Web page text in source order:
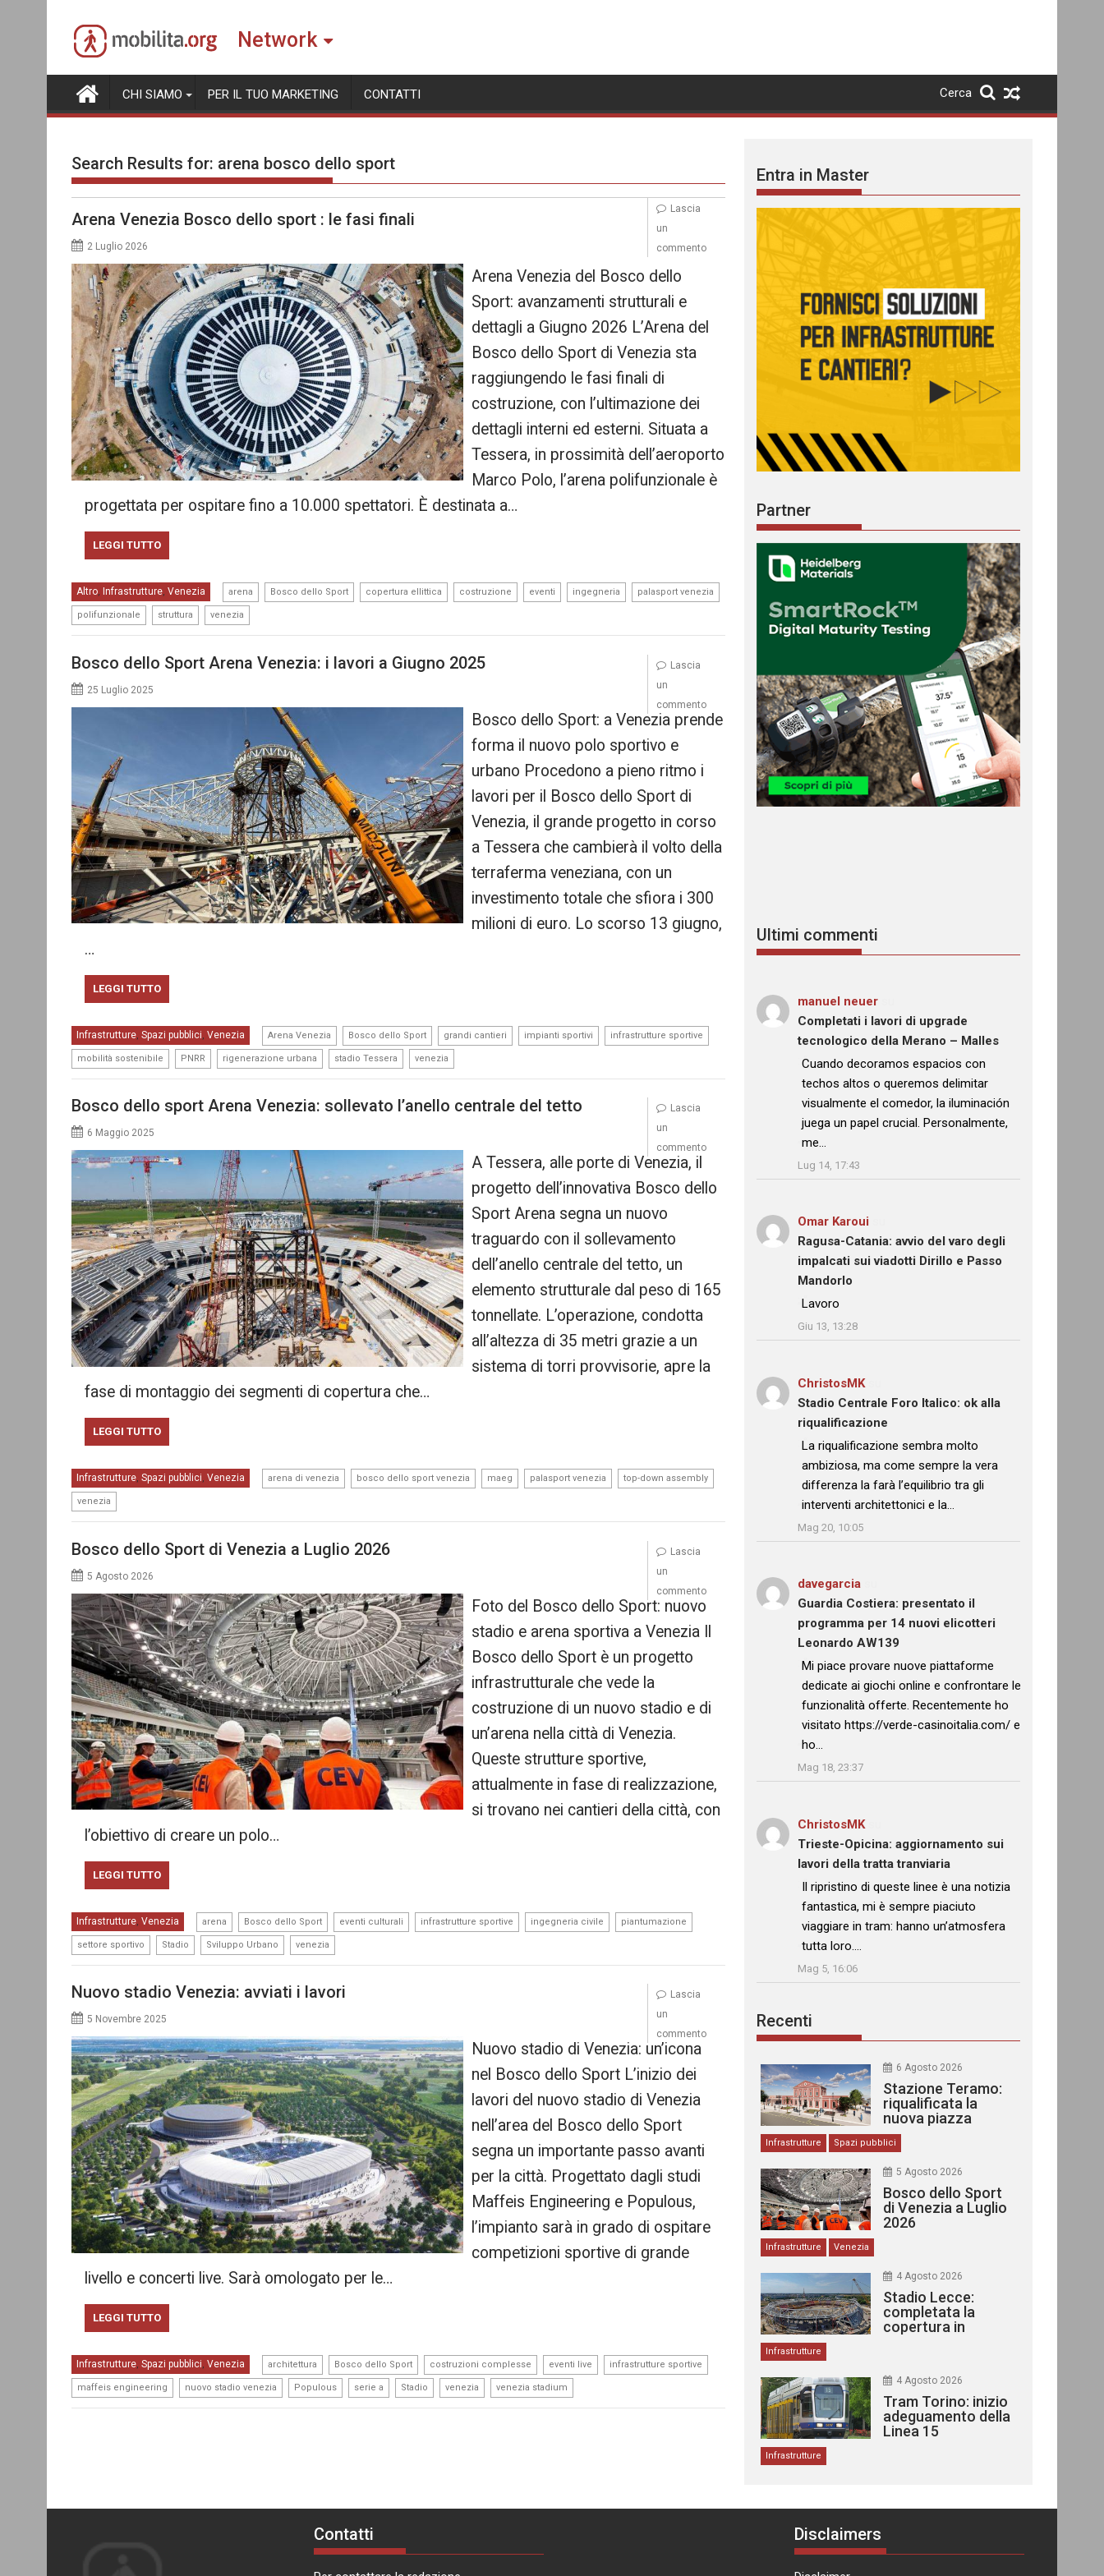
content
Network
CHI SIAMO PER IL TUO MARKETING CONTATTI Cerca
Search Results for: arena bosco dello sport
Arena Venezia Bosco dello sport : le fasi finali
2 Luglio 2026
Arena Venezia del Bosco dello
Sport: avanzamenti strutturali e
dettagli a Giugno 2026 L’Arena del
Bosco dello Sport di Venezia sta
raggiungendo le fasi finali di
costruzione, con l’ultimazione dei
dettagli interni ed esterni. Situata a
Tessera, in prossimità dell’aeroporto
Marco Polo, l’arena polifunzionale è
progettata per ospitare fino a 10.000 spettatori. È destinata a…
LEGGI TUTTO
Altro, Infrastrutture, Venezia arena Bosco dello Sport copertura ellittica costruzione eventi ingegneria palasport venezia
polifunzionale struttura venezia
Lascia
un
commento
Bosco dello Sport Arena Venezia: i lavori a Giugno 2025
25 Luglio 2025
Bosco dello Sport: a Venezia prende
forma il nuovo polo sportivo e
urbano Procedono a pieno ritmo i
lavori per il Bosco dello Sport di
Venezia, il grande progetto in corso
a Tessera che cambierà il volto della
terraferma veneziana, con un
investimento totale che sfiora i 300
milioni di euro. Lo scorso 13 giugno,
…
LEGGI TUTTO
Infrastrutture Spazi pubblici Venezia Arena Venezia Bosco dello Sport grandi cantieri impianti sportivi infrastrutture sportive
mobilità sostenibile PNRR rigenerazione urbana stadio Tessera venezia
Lascia
un
commento
Bosco dello sport Arena Venezia: sollevato l’anello centrale del tetto
6 Maggio 2025
A Tessera, alle porte di Venezia, il
progetto dell’innovativa Bosco dello
Sport Arena segna un nuovo
traguardo con il sollevamento
dell’anello centrale del tetto, un
elemento strutturale dal peso di 165
tonnellate. L’operazione, condotta
all’altezza di 35 metri grazie a un
sistema di torri provvisorie, apre la
fase di montaggio dei segmenti di copertura che…
LEGGI TUTTO
Infrastrutture, Spazi pubblici, Venezia arena di venezia bosco dello sport venezia maeg palasport venezia top-down assembly
venezia
Lascia
un
commento
Bosco dello Sport di Venezia a Luglio 2026
5 Agosto 2026
Foto del Bosco dello Sport: nuovo
stadio e arena sportiva a Venezia Il
Bosco dello Sport è un progetto
infrastrutturale che vede la
costruzione di un nuovo stadio e di
un’arena nella città di Venezia.
Queste strutture sportive,
attualmente in fase di realizzazione,
si trovano nei cantieri della città, con
l’obiettivo di creare un polo…
LEGGI TUTTO
Infrastrutture Venezia arena Bosco dello Sport eventi culturali infrastrutture sportive ingegneria civile piantumazione
settore sportivo Stadio Sviluppo Urbano venezia
Lascia
un
commento
Nuovo stadio Venezia: avviati i lavori
5 Novembre 2025
Nuovo stadio di Venezia: un’icona
nel Bosco dello Sport L’inizio dei
lavori del nuovo stadio di Venezia
nell’area del Bosco dello Sport
segna un importante passo avanti
per la città. Progettato dagli studi
Maffeis Engineering e Populous,
l’impianto sarà in grado di ospitare
competizioni sportive di grande
livello e concerti live. Sarà omologato per le…
LEGGI TUTTO
Infrastrutture, Spazi pubblici, Venezia architettura Bosco dello Sport costruzioni complesse eventi live infrastrutture sportive
maffeis engineering nuovo stadio venezia Populous serie a Stadio venezia venezia stadium
Lascia
un
commento
Entra in Master
Partner
Ultimi commenti
manuel neuer
Completati i lavori di upgrade
tecnologico della Merano – Malles
: “
Cuando decoramos espacios con
techos altos o queremos delimitar
visualmente el comedor, la iluminación
juega un papel crucial. Personalmente,
me…
Lug 14, 17:43
Omar Karoui
Ragusa-Catania: avvio del varo degli
impalcati sui viadotti Dirillo e Passo
Mandorlo
: “Lavoro
Giu 13, 13:28
ChristosMKsu
Stadio Centrale Foro Italico: ok alla
riqualificazione
: “La riqualificazione sembra molto
ambiziosa, ma come sempre la vera
differenza la farà l’equilibrio tra gli
interventi architettonici e la…
Mag 20, 10:05
davegarcia
Guardia Costiera: presentato il
programma per 14 nuovi elicotteri
Leonardo AW139
: “
Mi piace provare nuove piattaforme
dedicate ai giochi online e confrontare le
funzionalità offerte. Recentemente ho
visitato https://verde-casinoitalia.com/ e
ho…
Mag 18, 23:37
ChristosMKsu
Trieste-Opicina: aggiornamento sui
lavori della tratta tranviaria
: “
Il ripristino di queste linee è una notizia
fantastica, mi è sempre piaciuto
viaggiare in tram: hanno un’atmosfera
tutta loro.…
Mag 5, 16:06
Recenti
6 Agosto 2026
Stazione Teramo:
riqualificata la
nuova piazza
urbana
Infrastrutture Spazi pubblici
5 Agosto 2026
Bosco dello Sport
di Venezia a Luglio
2026
Infrastrutture Venezia
4 Agosto 2026
Stadio Lecce:
completata la
copertura in
Infrastrutture
4 Agosto 2026
Tram Torino: inizio
adeguamento della
Linea 15
Infrastrutture
Contatti Disclaimers